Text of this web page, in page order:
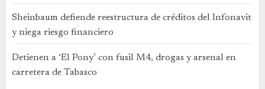
Sheinbaum defiende reestructura de créditos del Infonavit
y niega riesgo financiero
Detienen a ‘El Pony’ con fusil M4, drogas y arsenal en
carretera de Tabasco